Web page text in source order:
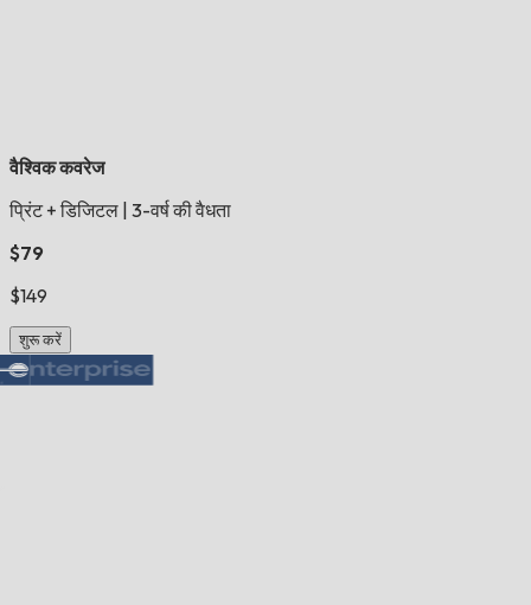
वैश्विक कवरेज
प्रिंट + डिजिटल 3-वर्ष की वैधता
$79
$149
शुरू करें